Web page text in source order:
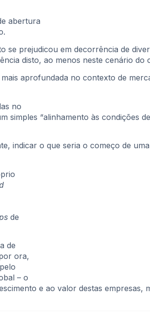
abertura
se prejudicou em decorrência de
disto, ao menos neste cenário do
aprofundada no contexto de
no
simples “alinhamento às condições
indicar o que seria o começo de
de
de
ora,
– o
e ao valor destas empresas,